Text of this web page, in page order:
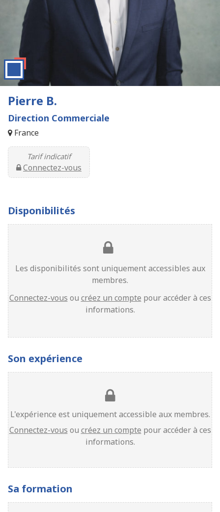
Pierre B.
Direction Commerciale
France
Tarif indicatif
Connectez-vous
Disponibilités
Les disponibilités sont uniquement accessibles aux
membres.
Connectez-vous ou créez un compte pour accéder à ces
informations.
Son expérience
L'expérience est uniquement accessible aux membres.
Connectez-vous ou créez un compte pour accéder à ces
informations.
Sa formation